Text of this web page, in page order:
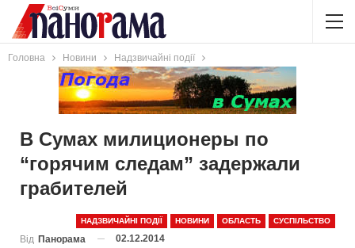
Головна Новини Надзвичайні події
В Сумах милиционеры по
“горячим следам” задержали
грабителей
НАДЗВИЧАЙНІ ПОДІЇ НОВИНИ ОБЛАСТЬ СУСПІЛЬСТВО
Від Панорама 02.12.2014